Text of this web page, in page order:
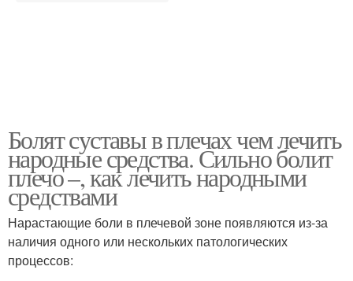
Болят суставы в плечах чем лечить
народные средства. Сильно болит
плечо –, как лечить народными
средствами
Нарастающие боли в плечевой зоне появляются из-за
наличия одного или нескольких патологических
процессов: